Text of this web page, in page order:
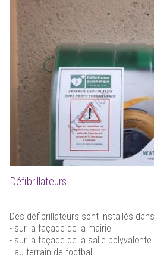
Défibrillateurs
Des défibrillateurs sont installés
- sur la façade de la mairie
- sur la façade de la salle polyvalente
- au terrain de football